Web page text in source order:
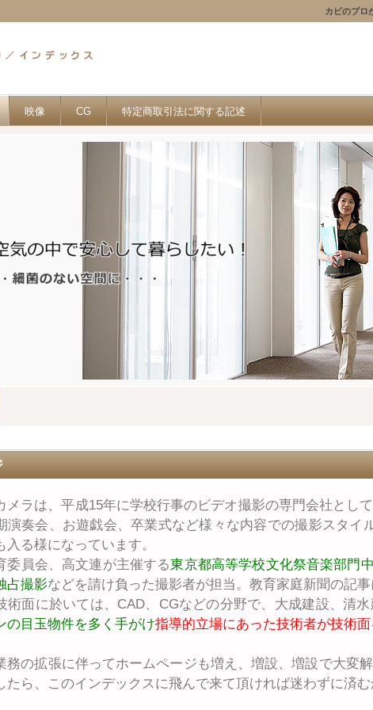
カビのプロ
映像 CG 特定商取引法に関する記述
メラは、平成15年に学校行事のビデオ撮影の専門会社とし
演奏会、お遊戯会、卒業式など様々な内容での撮影スタ
入る様になっています。
委員会、高文連が主催する東京都高等学校文化祭音楽部門
占撮影などを請け負った撮影者が担当。教育家庭新聞の記事
面に於いては、CAD、CGなどの分野で、大成建設、清
の目玉物件を多く手がけ指導的立場にあった技術者が技術面
務の拡張に伴ってホームページも増え、増設、増設で大変
たら、このインデックスに飛んで来て頂ければ迷わずに済む